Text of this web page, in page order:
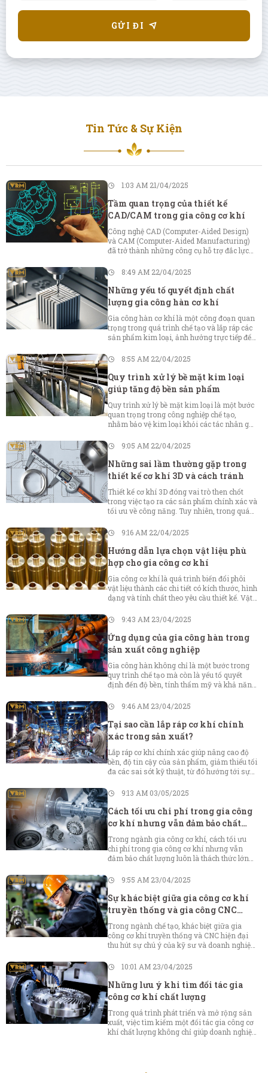
GỬI ĐI
Tin Tức & Sự Kiện
1:03 AM 21/04/2025
Tầm quan trọng của thiết kế
CAD/CAM trong gia công cơ khí
Công nghệ CAD (Computer-Aided Design)
và CAM (Computer-Aided Manufacturing)
đã trở thành những công cụ hỗ trợ đắc lực
thiết kế, sản xuất và kiểm soát chất lượng
không chỉ nâng cao năng suất, giảm thiểu
sai sót mà còn mở ra nhiều cơ hội sáng tạo
trong thiết kế kỹ thuật. Cùng Vikim Metal
tìm hiểu xem nhé.
8:49 AM 22/04/2025
Những yếu tố quyết định chất
lượng gia công hàn cơ khí
Gia công hàn cơ khí là một công đoạn quan
trọng trong quá trình chế tạo và lắp ráp các
sản phẩm kim loại, ảnh hưởng trực tiếp đến
của sản phẩm. Việc hiểu rõ các yếu tố quyết
tiên quyết để đảm bảo hiệu quả và độ tin
cậy trong sản xuất cơ khí.
8:55 AM 22/04/2025
Quy trình xử lý bề mặt kim loại
giúp tăng độ bền sản phẩm
Quy trình xử lý bề mặt kim loại là một bước
quan trọng trong công nghiệp chế tạo,
nhằm bảo vệ kim loại khỏi các tác nhân gây
thẩm mỹ và khả năng chống ăn mòn. Bằng
hợp, các nhà sản xuất có thể đảm bảo sản
phẩm của mình có độ bền vượt trội, ít bị hư
hỏng qua thời gian.
9:05 AM 22/04/2025
Những sai lầm thường gặp trong
thiết kế cơ khí 3D và cách tránh
Thiết kế cơ khí 3D đóng vai trò then chốt
trong việc tạo ra các sản phẩm chính xác và
tối ưu về công năng. Tuy nhiên, trong quá
thường xuyên xảy ra, ảnh hưởng đến chất
nhận diện sớm và biết cách tránh những lỗi
này là bước quan trọng giúp nâng cao hiệu
quả và độ tin cậy của bản vẽ kỹ thuật.
9:16 AM 22/04/2025
Hướng dẫn lựa chọn vật liệu phù
hợp cho gia công cơ khí
Gia công cơ khí là quá trình biến đổi phôi
vật liệu thành các chi tiết có kích thước, hình
dạng và tính chất theo yêu cầu thiết kế. Vật
càng thuận lợi, sản phẩm cuối cùng đạt chất
được kiểm soát hiệu quả.
9:43 AM 23/04/2025
Ứng dụng của gia công hàn trong
sản xuất công nghiệp
Gia công hàn không chỉ là một bước trong
quy trình chế tạo mà còn là yếu tố quyết
định đến độ bền, tính thẩm mỹ và khả năng
viết này, Vikim Metal sẽ khám phá sâu về
dụng đa dạng trong các lĩnh vực công
nghiệp cũng như những lợi ích mà kỹ thuật
hàn mang lại.
9:46 AM 23/04/2025
Tại sao cần lắp ráp cơ khí chính
xác trong sản xuất?
Lắp ráp cơ khí chính xác giúp nâng cao độ
bền, độ tin cậy của sản phẩm, giảm thiểu tối
đa các sai sót kỹ thuật, từ đó hướng tới sự
phẩm và dịch vụ cung cấp ra thị trường.
nhau đi sâu vào vai trò, lợi ích, công nghệ,
thách thức cũng như những xu hướng phát
triển của lắp ráp cơ khí chính xác trong
ngành sản xuất hiện đại.
9:13 AM 03/05/2025
Cách tối ưu chi phí trong gia công
cơ khí nhưng vẫn đảm bảo chất
lượng
Trong ngành gia công cơ khí, cách tối ưu
chi phí trong gia công cơ khí nhưng vẫn
đảm bảo chất lượng luôn là thách thức lớn
giữa giảm thiểu chi phí và duy trì chất lượng
mà còn nâng cao uy tín thương hiệu trên thị
trường cạnh tranh khốc liệt hiện nay.
9:55 AM 23/04/2025
Sự khác biệt giữa gia công cơ khí
truyền thống và gia công CNC
hiện đại
Trong ngành chế tạo, khác biệt giữa gia
công cơ khí truyền thống và CNC hiện đại
thu hút sự chú ý của kỹ sư và doanh nghiệp.
pháp truyền thống bằng giải pháp tự động
biệt này giúp cải thiện chất lượng sản phẩm,
tối ưu chi phí và nâng cao năng suất cạnh
tranh.
10:01 AM 23/04/2025
Những lưu ý khi tìm đối tác gia
công cơ khí chất lượng
Trong quá trình phát triển và mở rộng sản
xuất, việc tìm kiếm một đối tác gia công cơ
khí chất lượng không chỉ giúp doanh nghiệp
nhìn sâu sắc, chi tiết về các yếu tố cần thiết